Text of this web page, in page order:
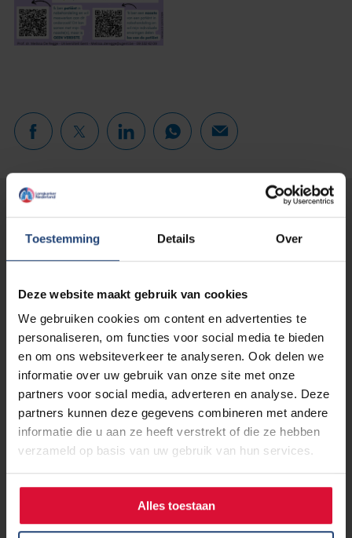
Toestemming Details Over
Deze website maakt gebruik van cookies
We gebruiken cookies om content en advertenties te
personaliseren, om functies voor social media te bieden
en om ons websiteverkeer te analyseren. Ook delen we
informatie over uw gebruik van onze site met onze
partners voor social media, adverteren en analyse. Deze
partners kunnen deze gegevens combineren met andere
informatie die u aan ze heeft verstrekt of die ze hebben
verzameld op basis van uw gebruik van hun services.
Alles toestaan
Lees verder...
Jaarkalender om te stoppen met